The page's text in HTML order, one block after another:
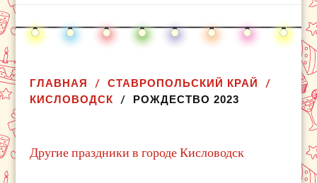
ГЛАВНАЯ
СТАВРОПОЛЬСКИЙ КРАЙ
КИСЛОВОДСК
РОЖДЕСТВО 2023
Другие праздники в городе Кисловодск